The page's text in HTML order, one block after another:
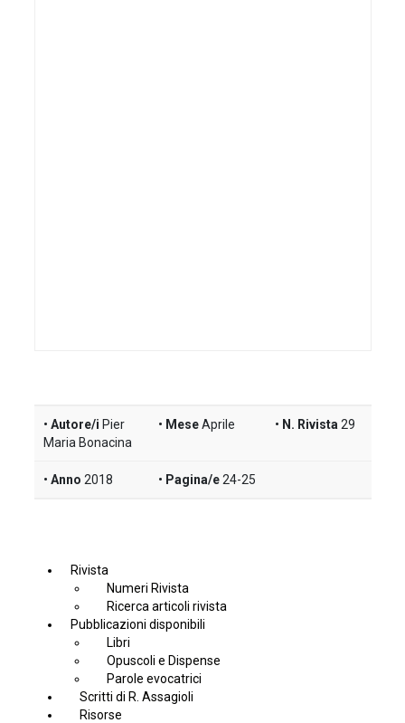
Autore/i Pier
Maria Bonacina
Mese Aprile N. Rivista 29
Anno 2018 Pagina/e 24-25
Rivista
Numeri Rivista
Ricerca articoli rivista
Pubblicazioni disponibili
Libri
Opuscoli e Dispense
Parole evocatrici
Scritti di R. Assagioli
Risorse